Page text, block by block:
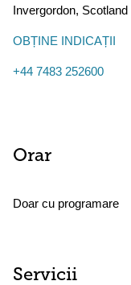
Invergordon, Scotland
OBȚINE INDICAȚII
+44 7483 252600
Orar
Doar cu programare
Servicii